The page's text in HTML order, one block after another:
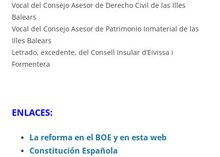
Vocal del Consejo Asesor de Derecho Civil de las Illes
Balears
Vocal del Consejo Asesor de Patrimonio Inmaterial de las
Illes Balears
Letrado, excedente, del Consell Insular d’Eivissa i
Formentera
ENLACES:
La reforma en el BOE y en esta web
Constitución Española